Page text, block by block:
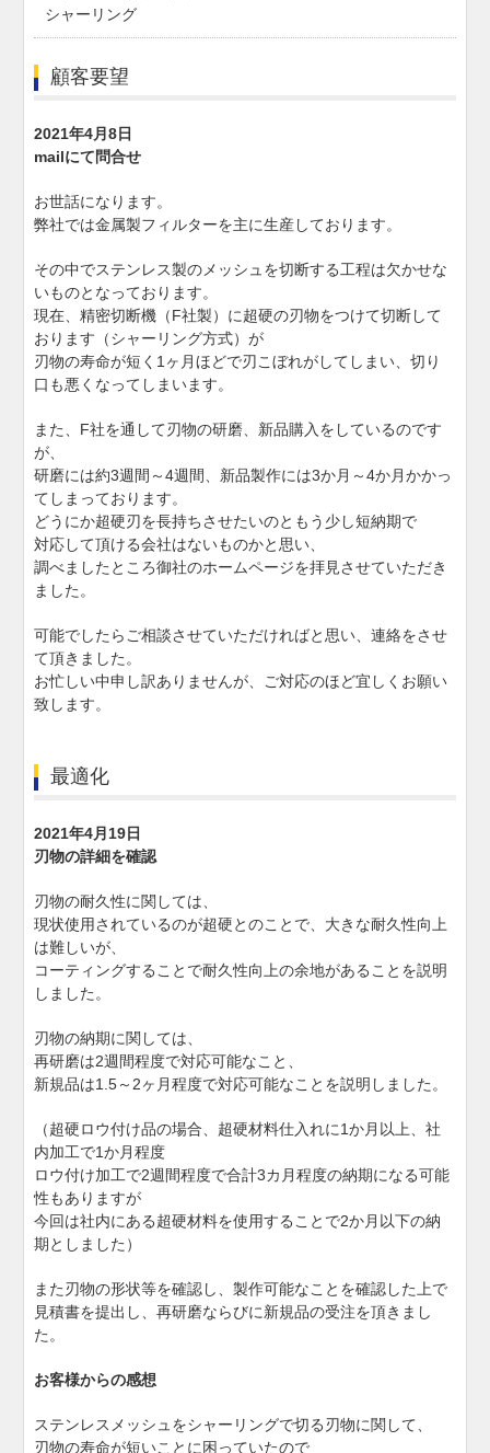
シャーリング
顧客要望
2021年4月8日
mailにて問合せ
お世話になります。
弊社では金属製フィルターを主に生産しております。
その中でステンレス製のメッシュを切断する工程は欠かせな
いものとなっております。
現在、精密切断機（F社製）に超硬の刃物をつけて切断して
おります（シャーリング方式）が
刃物の寿命が短く1ヶ月ほどで刃こぼれがしてしまい、切り
口も悪くなってしまいます。
また、F社を通して刃物の研磨、新品購入をしているのです
が、
研磨には約3週間～4週間、新品製作には3か月～4か月かかっ
てしまっております。
どうにか超硬刃を長持ちさせたいのともう少し短納期で
対応して頂ける会社はないものかと思い、
調べましたところ御社のホームページを拝見させていただき
ました。
可能でしたらご相談させていただければと思い、連絡をさせ
て頂きました。
お忙しい中申し訳ありませんが、ご対応のほど宜しくお願い
致します。
最適化
2021年4月19日
刃物の詳細を確認
刃物の耐久性に関しては、
現状使用されているのが超硬とのことで、大きな耐久性向上
は難しいが、
コーティングすることで耐久性向上の余地があることを説明
しました。
刃物の納期に関しては、
再研磨は2週間程度で対応可能なこと、
新規品は1.5～2ヶ月程度で対応可能なことを説明しました。
（超硬ロウ付け品の場合、超硬材料仕入れに1か月以上、社
内加工で1か月程度
ロウ付け加工で2週間程度で合計3カ月程度の納期になる可能
性もありますが
今回は社内にある超硬材料を使用することで2か月以下の納
期としました）
また刃物の形状等を確認し、製作可能なことを確認した上で
見積書を提出し、再研磨ならびに新規品の受注を頂きまし
た。
お客様からの感想
ステンレスメッシュをシャーリングで切る刃物に関して、
刃物の寿命が短いことに困っていたので